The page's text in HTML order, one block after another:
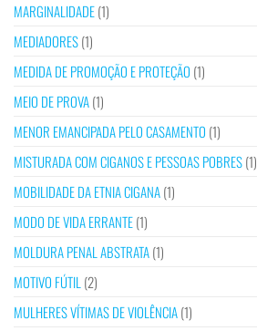
MARGINALIDADE(1)
MEDIADORES(1)
MEDIDA DE PROMOÇÃO E PROTEÇÃO (1)
MEIO DE PROVA(1)
MENOR EMANCIPADA PELO CASAMENTO (1)
MISTURADA COM CIGANOS E PESSOAS POBRES(1)
MOBILIDADE DA ETNIA CIGANA(1)
MODO DE VIDA ERRANTE(1)
MOLDURA PENAL ABSTRATA(1)
MOTIVO FÚTIL (2)
MULHERES VÍTIMAS DE VIOLÊNCIA(1)